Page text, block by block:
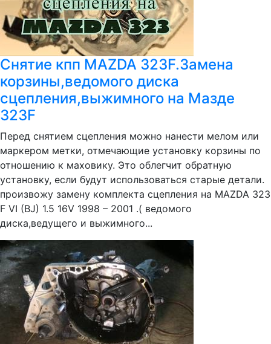
Снятие кпп MAZDA 323F.Замена
корзины,ведомого диска
сцепления,выжимного на Мазде
323F
Перед снятием сцепления можно нанести мелом или
маркером метки, отмечающие установку корзины по
отношению к маховику. Это облегчит обратную
установку, если будут использоваться старые детали.
произвожу замену комплекта сцепления на MAZDA 323
F VI (BJ) 1.5 16V 1998 – 2001 .( ведомого
диска,ведущего и выжимного...